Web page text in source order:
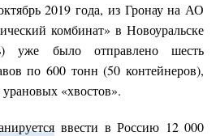
2019 года, из Гронау на АО
комбинат» в Новоуральске
уже было отправлено шесть
по 600 тонн (50 контейнеров),
«хвостов».
ввести в Россию 12 000